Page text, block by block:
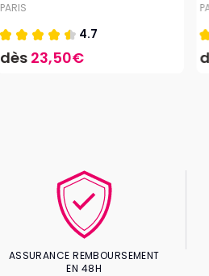
PARIS
4.7
dès 23,50€
ASSURANCE REMBOURSEMENT
EN 48H